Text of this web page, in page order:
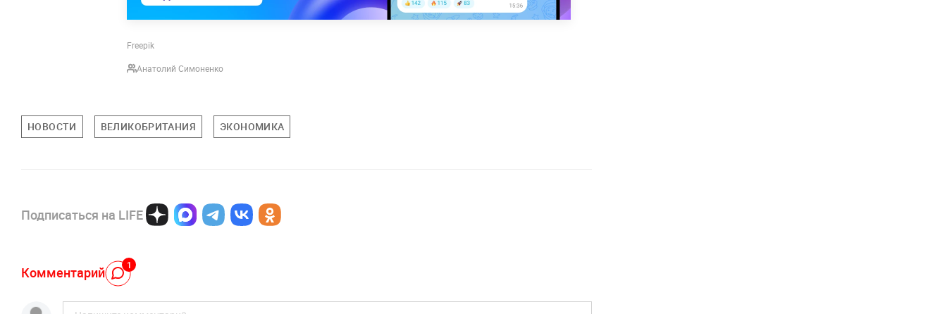
Freepik
Анатолий Симоненко
НОВОСТИ ВЕЛИКОБРИТАНИЯ ЭКОНОМИКА
Подписаться на LIFE
Комментарий 1